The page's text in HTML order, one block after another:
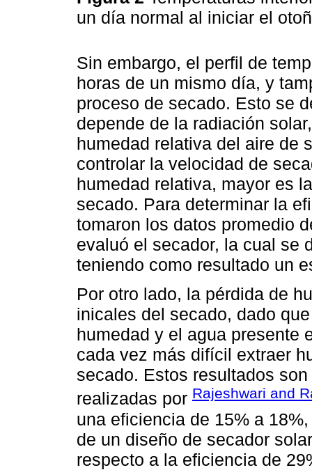
un día normal al iniciar el
Sin embargo, el perfil de
horas de un mismo día, y
proceso de secado. Esto se
depende de la radiación
humedad relativa del aire de
controlar la velocidad de
humedad relativa, mayor es
secado. Para determinar la
tomaron los datos promedio
evaluó el secador, la cual se
teniendo como resultado un
Por otro lado, la pérdida de
inicales del secado, dado
humedad y el agua presente
cada vez más difícil extraer
secado. Estos resultados
realizadas por Rajeshwari and
una eficiencia de 15% a
de un diseño de secador
respecto a la eficiencia de